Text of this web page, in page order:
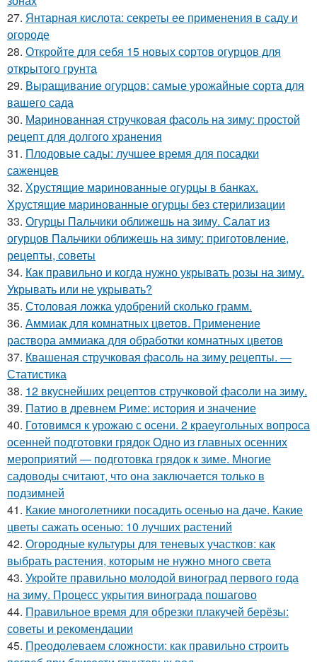
27. Янтарная кислота: секреты ее применения в саду и
огороде
28. Откройте для себя 15 новых сортов огурцов для
открытого грунта
29. Выращивание огурцов: самые урожайные сорта для
вашего сада
30. Маринованная стручковая фасоль на зиму: простой
рецепт для долгого хранения
31. Плодовые сады: лучшее время для посадки
саженцев
32. Хрустящие маринованные огурцы в банках.
Хрустящие маринованные огурцы без стерилизации
33. Огурцы Пальчики оближешь на зиму. Салат из
огурцов Пальчики оближешь на зиму: приготовление,
рецепты, советы
34. Как правильно и когда нужно укрывать розы на зиму.
Укрывать или не укрывать?
35. Столовая ложка удобрений сколько грамм.
36. Аммиак для комнатных цветов. Применение
раствора аммиака для обработки комнатных цветов
37. Квашеная стручковая фасоль на зиму рецепты. —
Статистика
38. 12 вкуснейших рецептов стручковой фасоли на зиму.
39. Патио в древнем Риме: история и значение
40. Готовимся к урожаю с осени. 2 краеугольных вопроса
осенней подготовки грядок Одно из главных осенних
мероприятий — подготовка грядок к зиме. Многие
садоводы считают, что она заключается только в
подзимней
41. Какие многолетники посадить осенью на даче. Какие
цветы сажать осенью: 10 лучших растений
42. Огородные культуры для теневых участков: как
выбрать растения, которым не нужно много света
43. Укройте правильно молодой виноград первого года
на зиму. Процесс укрытия винограда пошагово
44. Правильное время для обрезки плакучей берёзы:
советы и рекомендации
45. Преодолеваем сложности: как правильно строить